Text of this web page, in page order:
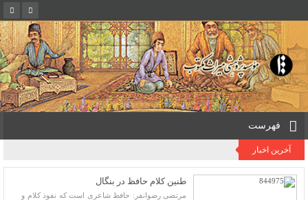
فهرست
آخرین اخبار
طنین کلام حافظ در بنگال
مرتضی رضوانفر: حافظ شاعری است که نفوذ کلام و